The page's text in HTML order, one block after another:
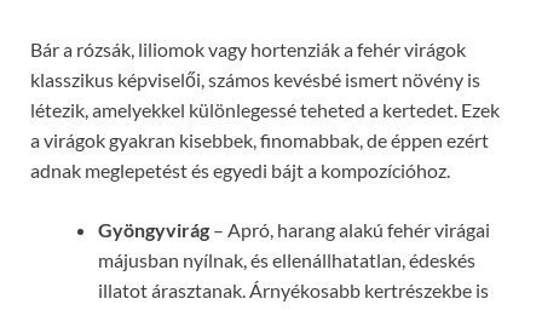
Bár a rózsák, liliomok vagy hortenziák a fehér virágok
klasszikus képviselői, számos kevésbé ismert növény is
létezik, amelyekkel különlegessé teheted a kertedet. Ezek
a virágok gyakran kisebbek, finomabbak, de éppen ezért
adnak meglepetést és egyedi bájt a kompozícióhoz.
Gyöngyvirág – Apró, harang alakú fehér virágai
májusban nyílnak, és ellenállhatatlan, édeskés
illatot árasztanak. Árnyékosabb kertrészekbe is